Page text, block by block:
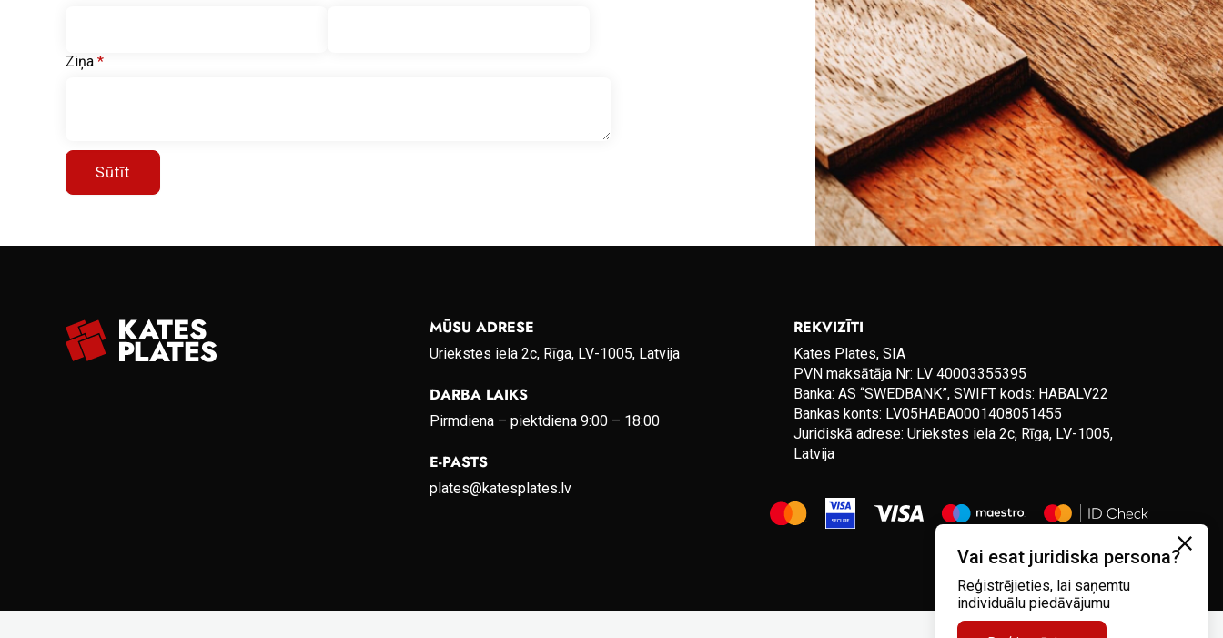
Ziņa *
Sūtīt
MŪSU ADRESE
Uriekstes iela 2c, Rīga, LV-1005, Latvija
DARBA LAIKS
Pirmdiena – piektdiena 9:00 – 18:00
E-PASTS
plates@katesplates.lv
REKVIZĪTI
Kates Plates, SIA
PVN maksātāja Nr: LV 40003355395
Banka: AS “SWEDBANK”, SWIFT kods: HABALV22
Bankas konts: LV05HABA0001408051455
Juridiskā adrese: Uriekstes iela 2c, Rīga, LV-1005,
Latvija
Vai esat juridiska persona?
Reģistrējieties, lai saņemtu
individuālu piedāvājumu